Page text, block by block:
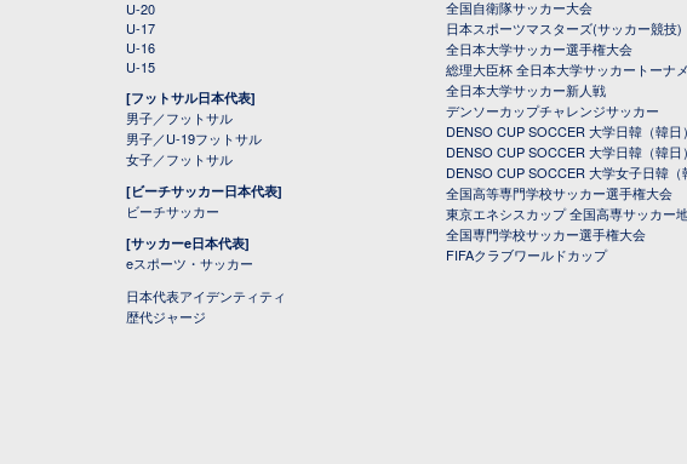
U-20
U-17
U-16
U-15
[フットサル日本代表]
男子／フットサル
男子／U-19フットサル
女子／フットサル
[ビーチサッカー日本代表]
ビーチサッカー
[サッカーe日本代表]
eスポーツ・サッカー
日本代表アイデンティティ
歴代ジャージ
全国自衛隊サッカー大会
日本スポーツマスターズ(サッカー競技)
全日本大学サッカー選手権大会
総理大臣杯 全日本大学サッカートーナ
全日本大学サッカー新人戦
デンソーカップチャレンジサッカー
DENSO CUP SOCCER 大学日韓（韓日
DENSO CUP SOCCER 大学日韓（韓日
DENSO CUP SOCCER 大学女子日韓
全国高等専門学校サッカー選手権大会
東京エネシスカップ 全国高専サッカー
全国専門学校サッカー選手権大会
FIFAクラブワールドカップ